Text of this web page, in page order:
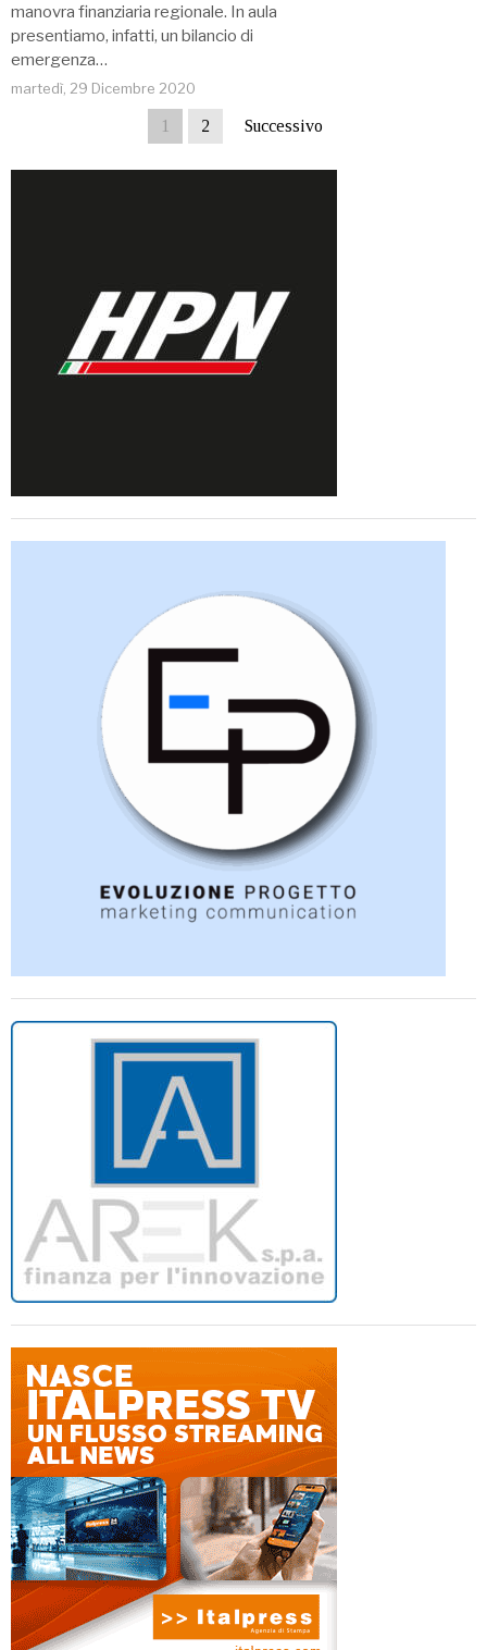
manovra finanziaria regionale. In aula
presentiamo, infatti, un bilancio di
emergenza…
martedì, 29 Dicembre 2020
1 2 Successivo